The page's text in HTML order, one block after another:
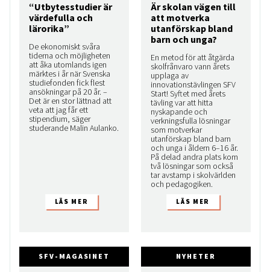
“Utbytesstudier är
värdefulla och
lärorika”
De ekonomiskt svåra
tiderna och möjligheten
att åka utomlands igen
märktes i år när Svenska
studiefonden fick flest
ansökningar på 20 år. –
Det är en stor lättnad att
veta att jag får ett
stipendium, säger
studerande Malin Aulanko.
Är skolan vägen till
att motverka
utanförskap bland
barn och unga?
En metod för att åtgärda
skolfrånvaro vann årets
upplaga av
innovationstävlingen SFV
Start! Syftet med årets
tävling var att hitta
nyskapande och
verkningsfulla lösningar
som motverkar
utanförskap bland barn
och unga i åldern 6–16 år.
På delad andra plats kom
två lösningar som också
tar avstamp i skolvärlden
och pedagogiken.
SFV-MAGASINET NYHETER